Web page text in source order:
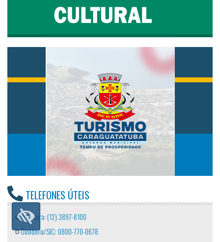
TELEFONES ÚTEIS
Prefeitura: (12) 3897-8100
Ouvidoria/SIC: 0800-770-0678